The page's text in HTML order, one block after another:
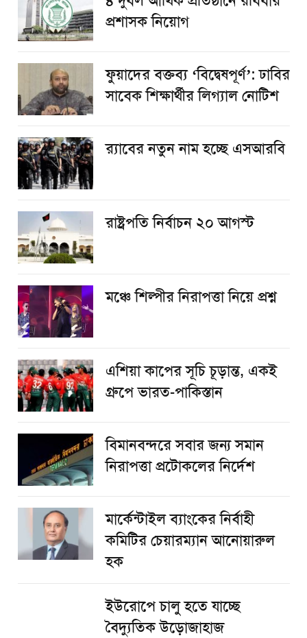
প্রশাসক নিয়োগ
ফুয়াদের বক্তব্য ‘বিদ্বেষপূর্ণ’: ঢাবির
সাবেক শিক্ষার্থীর লিগ্যাল নোটিশ
র‌্যাবের নতুন নাম হচ্ছে এসআরবি
রাষ্ট্রপতি নির্বাচন ২০ আগস্ট
​মঞ্চে শিল্পীর নিরাপত্তা নিয়ে প্রশ্ন
এশিয়া কাপের সূচি চূড়ান্ত, একই
গ্রুপে ভারত-পাকিস্তান
বিমানবন্দরে সবার জন্য সমান
নিরাপত্তা প্রটোকলের নির্দেশ
মার্কেন্টাইল ব্যাংকের নির্বাহী
কমিটির চেয়ারম্যান আনোয়ারুল
হক
ইউরোপে চালু হতে যাচ্ছে
বৈদ্যুতিক উড়োজাহাজ